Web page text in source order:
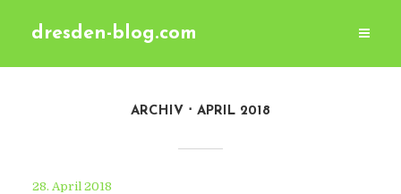
dresden-blog.com
ARCHIV APRIL 2018
28. April 2018